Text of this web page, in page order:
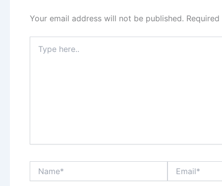
Your email address will not be published.
here..